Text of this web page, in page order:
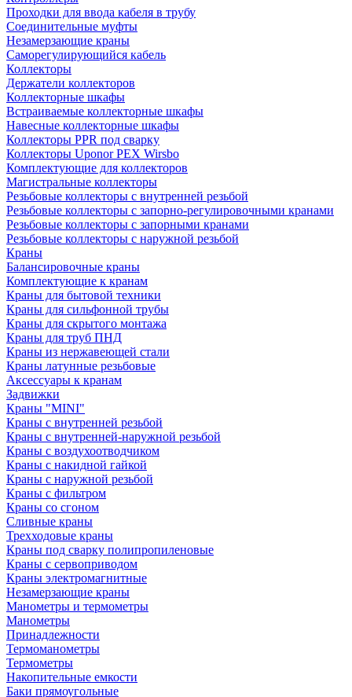
Проходки для ввода кабеля в трубу
Соединительные муфты
Незамерзающие краны
Саморегулирующийся кабель
Коллекторы
Держатели коллекторов
Коллекторные шкафы
Встраиваемые коллекторные шкафы
Навесные коллекторные шкафы
Коллекторы PPR под сварку
Коллекторы Uponor PEX Wirsbo
Комплектующие для коллекторов
Магистральные коллекторы
Резьбовые коллекторы с внутренней резьбой
Резьбовые коллекторы с запорно-регулировочными кранами
Резьбовые коллекторы с запорными кранами
Резьбовые коллекторы с наружной резьбой
Краны
Балансировочные краны
Комплектующие к кранам
Краны для бытовой техники
Краны для сильфонной трубы
Краны для скрытого монтажа
Краны для труб ПНД
Краны из нержавеющей стали
Краны латунные резьбовые
Аксессуары к кранам
Задвижки
Краны "MINI"
Краны с внутренней резьбой
Краны с внутренней-наружной резьбой
Краны с воздухоотводчиком
Краны с накидной гайкой
Краны с наружной резьбой
Краны с фильтром
Краны со сгоном
Сливные краны
Трехходовые краны
Краны под сварку полипропиленовые
Краны с сервоприводом
Краны электромагнитные
Незамерзающие краны
Манометры и термометры
Манометры
Принадлежности
Термоманометры
Термометры
Накопительные емкости
Баки прямоугольные